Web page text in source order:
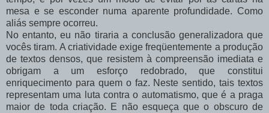
mesa e se esconder numa aparente profundidade. Como
aliás sempre ocorreu.
No entanto, eu não tiraria a conclusão generalizadora que
vocês tiram. A criatividade exige freqüentemente a produção
de textos densos, que resistem à compreensão imediata e
obrigam a um esforço redobrado, que constitui
enriquecimento para quem o faz. Neste sentido, tais textos
representam uma luta contra o automatismo, que é a praga
maior de toda criação. E não esqueça que o obscuro de